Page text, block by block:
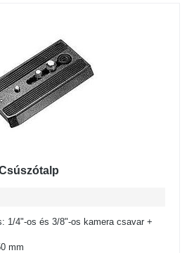
1/4"-os és 3/8"-os kamera csavar +
mm